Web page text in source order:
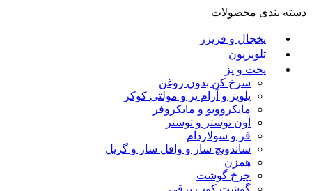
دسته بندی محصولات
یخچال و فریزر
تلویزیون
پخت و پز
سرخ کن بدون روغن
پلوپز و آرام پز و مولتی کوکر
مایکروویو و مایکروفر
آون توستر و توستر
فر و سولاردام
ساندویچ ساز و وافل ساز و گریل
همزن
چرخ گوشت
گوشت کوب برقی